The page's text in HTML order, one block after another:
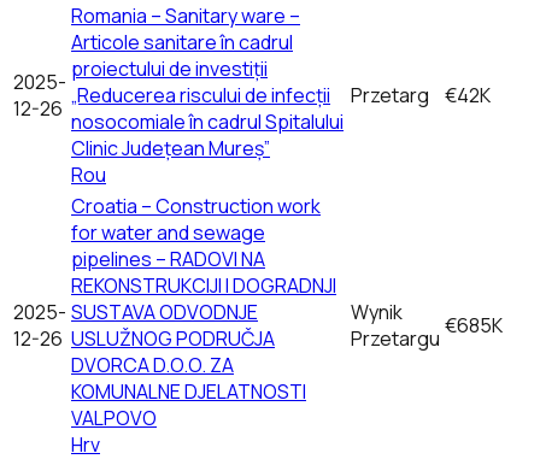
2025-
12-26
Romania – Sanitary ware –
Articole sanitare în cadrul
proiectului de investiții
„Reducerea riscului de infecții
nosocomiale în cadrul Spitalului
Clinic Județean Mureș”
Rou
Przetarg €42K
2025-
12-26
Croatia – Construction work
for water and sewage
pipelines – RADOVI NA
REKONSTRUKCIJI I DOGRADNJI
SUSTAVA ODVODNJE
USLUŽNOG PODRUČJA
DVORCA D.O.O. ZA
KOMUNALNE DJELATNOSTI
VALPOVO
Hrv
Wynik
Przetargu €685K